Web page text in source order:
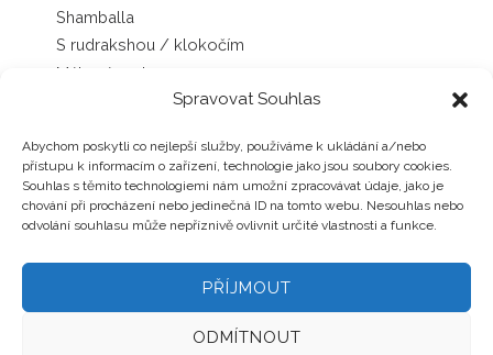
Spravovat Souhlas
Abychom poskytli co nejlepší služby, používáme k ukládání a/nebo
přístupu k informacím o zařízení, technologie jako jsou soubory cookies.
Souhlas s těmito technologiemi nám umožní zpracovávat údaje, jako je
chování při procházení nebo jedinečná ID na tomto webu. Nesouhlas nebo
odvolání souhlasu může nepříznivě ovlivnit určité vlastnosti a funkce.
PŘÍJMOUT
ODMÍTNOUT
Shamballa
S rudrakshou / klokočím
Mála náramky
Japa Mála náhrdelníky
Chokery
Šňůrkové náhrdelníky